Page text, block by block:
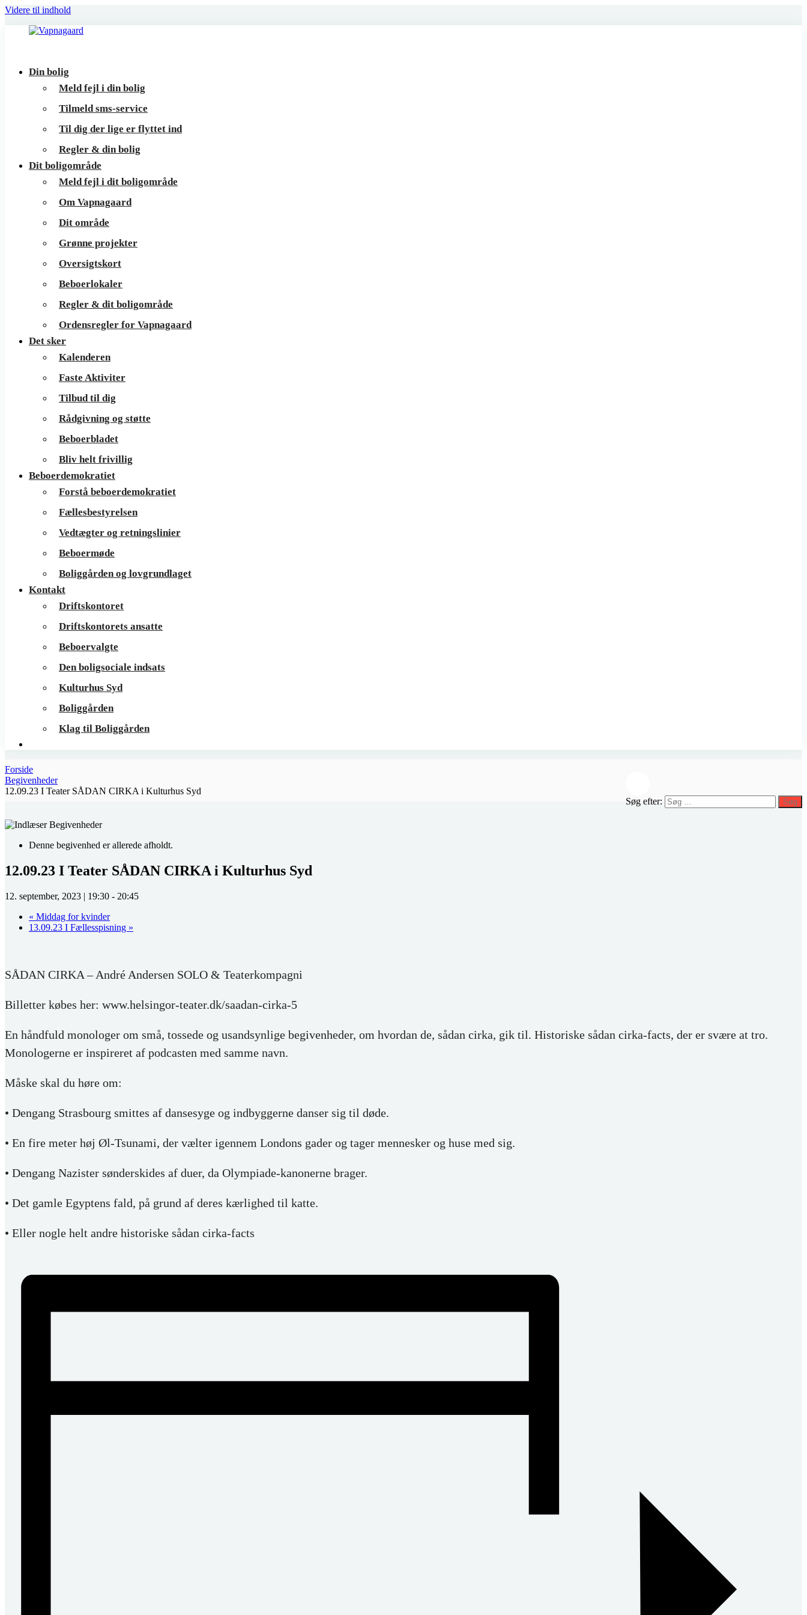
Videre til indhold
Vapnagaard
BoligerDin bolig
Meld fejl i din bolig
Tilmeld sms-service
Til dig der lige er flyttet ind
Regler & din bolig
Dit boligområde
Meld fejl i dit boligområde
Om Vapnagaard
Dit område
Grønne projekter
Oversigtskort
Beboerlokaler
Regler & dit boligområde
Ordensregler for Vapnagaard
Det sker
Kalenderen
Faste Aktiviter
Tilbud til dig
Rådgivning og støtte
Beboerbladet
Bliv helt frivillig
Beboerdemokratiet
Forstå beboerdemokratiet
Fællesbestyrelsen
Vedtægter og retningslinier
Beboermøde
Boliggården og lovgrundlaget
Kontakt
Driftskontoret
Driftskontorets ansatte
Beboervalgte
Den boligsociale indsats
Kulturhus Syd
Boliggården
Klag til Boliggården
Søg efter: Søg
Forside
Begivenheder
12.09.23 I Teater SÅDAN CIRKA i Kulturhus Syd
Denne begivenhed er allerede afholdt.
12.09.23 I Teater SÅDAN CIRKA i Kulturhus Syd
12. september, 2023 | 19:30 - 20:45
« Middag for kvinder
13.09.23 I Fællesspisning »
SÅDAN CIRKA – André Andersen SOLO & Teaterkompagni
Billetter købes her: www.helsingor-teater.dk/saadan-cirka-5
En håndfuld monologer om små, tossede og usandsynlige begivenheder, om hvordan de, sådan cirka, gik til. Historiske sådan cirka-facts, der er svære at tro.
Monologerne er inspireret af podcasten med samme navn.
Måske skal du høre om:
• Dengang Strasbourg smittes af dansesyge og indbyggerne danser sig til døde.
• En fire meter høj Øl-Tsunami, der vælter igennem Londons gader og tager mennesker og huse med sig.
• Dengang Nazister sønderskides af duer, da Olympiade-kanonerne brager.
• Det gamle Egyptens fald, på grund af deres kærlighed til katte.
• Eller nogle helt andre historiske sådan cirka-facts